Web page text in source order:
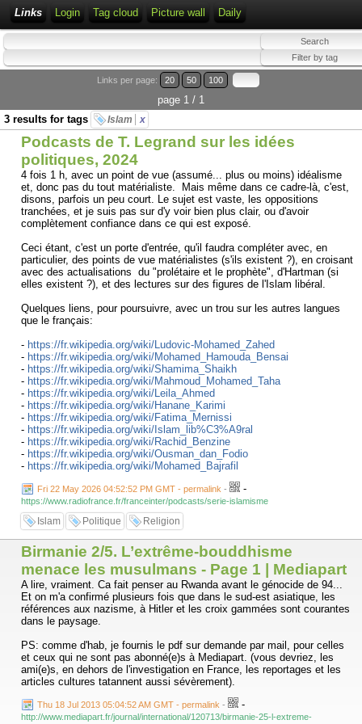
Links Login Tag cloud Picture wall Daily
Links per page: 20 50 100
page 1 / 1
3 results for tags
Islam x
Podcasts de T. Legrand sur les idées
politiques, 2024
4 fois 1 h, avec un point de vue (assumé... plus ou moins) idéalisme
et, donc pas du tout matérialiste. Mais même dans ce cadre-là, c'est,
disons, parfois un peu court. Le sujet est vaste, les oppositions
tranchées, et je suis pas sur d'y voir bien plus clair, ou d'avoir
complètement confiance dans ce qui est exposé.
Ceci étant, c'est un porte d'entrée, qu'il faudra compléter avec, en
particulier, des points de vue matérialistes (s'ils existent ?), en croisant
avec des actualisations du "prolétaire et le prophète", d'Hartman (si
elles existent ?), et des lectures sur des figures de l'Islam libéral.
Quelques liens, pour poursuivre, avec un trou sur les autres langues
que le français:
- https://fr.wikipedia.org/wiki/Ludovic-Mohamed_Zahed
- https://fr.wikipedia.org/wiki/Mohamed_Hamouda_Bensai
- https://fr.wikipedia.org/wiki/Shamima_Shaikh
- https://fr.wikipedia.org/wiki/Mahmoud_Mohamed_Taha
- https://fr.wikipedia.org/wiki/Leila_Ahmed
- https://fr.wikipedia.org/wiki/Hanane_Karimi
- https://fr.wikipedia.org/wiki/Fatima_Mernissi
- https://fr.wikipedia.org/wiki/Islam_lib%C3%A9ral
- https://fr.wikipedia.org/wiki/Rachid_Benzine
- https://fr.wikipedia.org/wiki/Ousman_dan_Fodio
- https://fr.wikipedia.org/wiki/Mohamed_Bajrafil
Fri 22 May 2026 04:52:52 PM GMT - permalink - -
https://www.radiofrance.fr/franceinter/podcasts/serie-islamisme
Islam Politique Religion
Birmanie 2/5. L’extrême-bouddhisme
menace les musulmans - Page 1 | Mediapart
A lire, vraiment. Ca fait penser au Rwanda avant le génocide de 94...
Et on m'a confirmé plusieurs fois que dans le sud-est asiatique, les
références aux nazisme, à Hitler et les croix gammées sont courantes
dans le paysage.
PS: comme d'hab, je fournis le pdf sur demande par mail, pour celles
et ceux qui ne sont pas abonné(e)s à Mediapart. (vous devriez, les
ami(e)s, en dehors de l'investigation en France, les reportages et les
articles cultures tatannent aussi sévèrement).
Thu 18 Jul 2013 05:04:52 AM GMT - permalink - -
http://www.mediapart.fr/journal/international/120713/birmanie-25-l-extreme-